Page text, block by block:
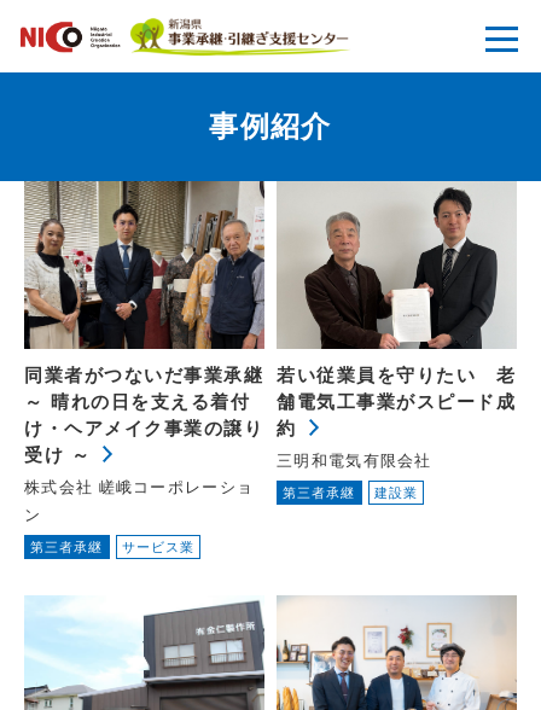
事例紹介
同業者がつないだ事業承継
～ 晴れの日を支える着付
け・ヘアメイク事業の譲り
受け ～
株式会社 嵯峨コーポレーショ
ン
第三者承継 サービス業
若い従業員を守りたい 老
舗電気工事業がスピード成
約
三明和電気有限会社
第三者承継 建設業